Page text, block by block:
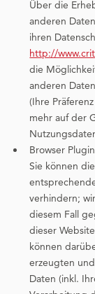
Über die
anderen
ihren
http://
die
anderen
(Ihre
mehr auf der
Browser Plugin
Sie können
verhindern;
diesem Fall
dieser
können
erzeugten
Daten (inkl.